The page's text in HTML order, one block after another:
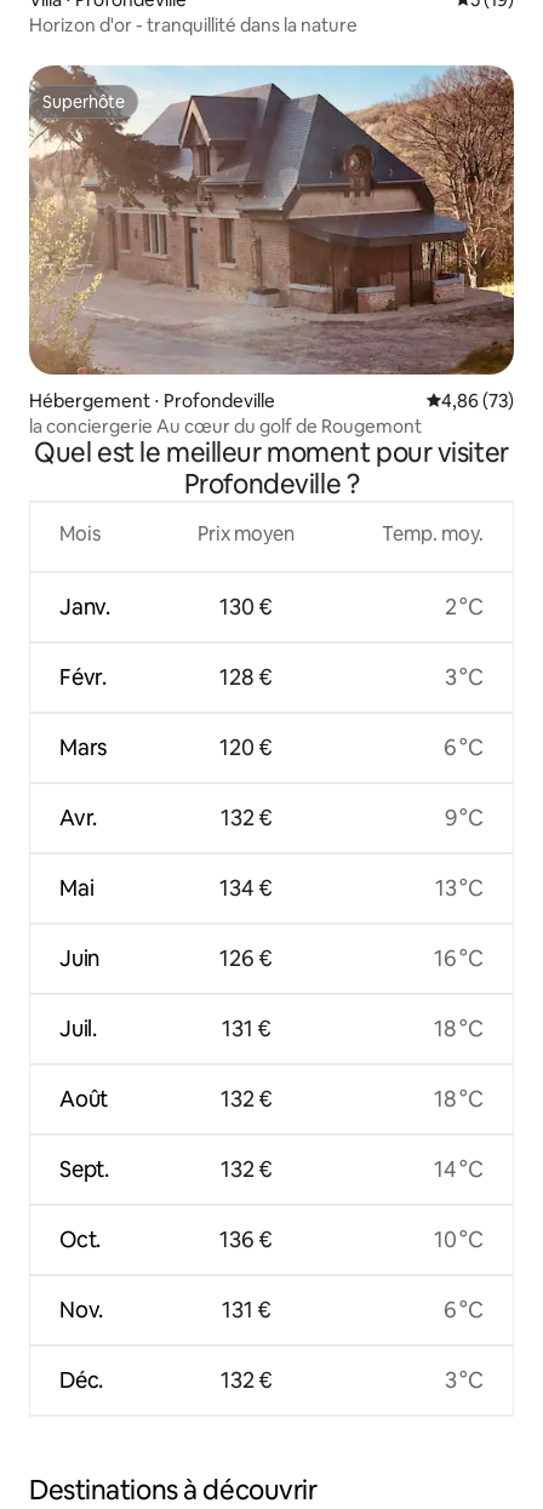
Horizon d'or - tranquillité dans la nature
Superhôte
Superhôte
Hébergement ⋅ Profondeville Évaluation
4,86 (73)
la conciergerie Au cœur du golf de Rougemont
Quel est le meilleur moment pour visiter
Profondeville ?
Mois
Janv.
Févr.
Mars
Avr.
Mai
Juin
Juil.
Août
Sept.
Oct.
Nov.
Déc.
Prix moyen
130 €
128 €
120 €
132 €
134 €
126 €
131 €
132 €
132 €
136 €
131 €
132 €
Temp. moy.
2 °C
3 °C
6 °C
9 °C
13 °C
16 °C
18 °C
18 °C
14 °C
10 °C
6 °C
3 °C
Destinations à découvrir